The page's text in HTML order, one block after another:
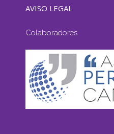
AVISO LEGAL
Colaboradores